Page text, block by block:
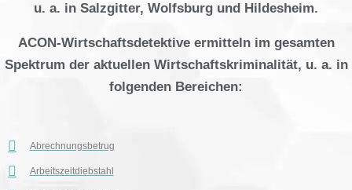
u. a. in Salzgitter, Wolfsburg und Hildesheim.
ACON-Wirtschaftsdetektive ermitteln im gesamten
Spektrum der aktuellen Wirtschaftskriminalität, u. a. in
folgenden Bereichen:
Abrechnungsbetrug
Arbeitszeitdiebstahl